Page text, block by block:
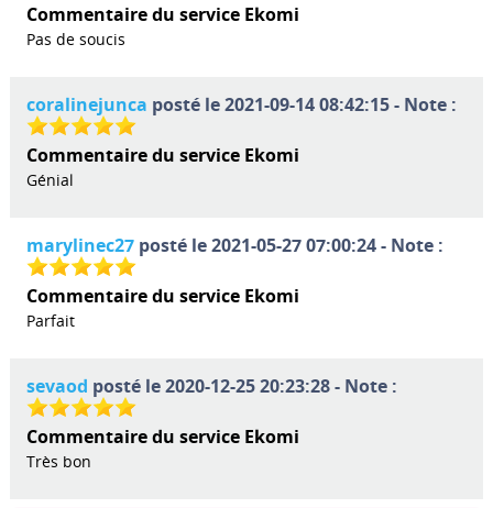
Commentaire du service Ekomi
Pas de soucis
coralinejunca posté le 2021-09-14 08:42:15 - Note :
Commentaire du service Ekomi
Génial
marylinec27posté le 2021-05-27 07:00:24 - Note :
Commentaire du service Ekomi
Parfait
sevaod posté le 2020-12-25 20:23:28 - Note :
Commentaire du service Ekomi
Très bon